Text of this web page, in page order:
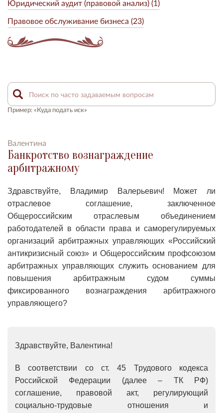
Юридический аудит (правовой анализ) (1)
Правовое обслуживание бизнеса (23)
Пример: «Куда подать иск»
Валентина
Банкротство вознаграждение
арбитражному
Здравствуйте, Владимир Валерьевич! Может ли
отраслевое соглашение, заключенное
Общероссийским отраслевым объединением
работодателей в области права и саморегулируемых
организаций арбитражных управляющих «Российский
антикризисный союз» и Общероссийским профсоюзом
арбитражных управляющих служить основанием для
повышения арбитражным судом суммы
фиксированного вознаграждения арбитражного
управляющего?
Здравствуйте, Валентина!
В соответствии со ст. 45 Трудового кодекса
Российской Федерации (далее – ТК РФ)
соглашение, правовой акт, регулирующий
социально-трудовые отношения и